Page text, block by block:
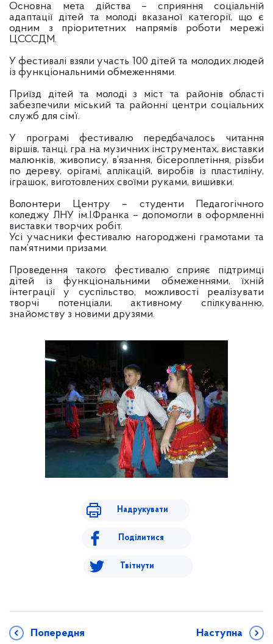
Основна мета дійства – сприяння соціальній
адаптації дітей та молоді вказаної категорії, що є
одним з пріоритетних напрямів роботи мережі
ЦСССДМ.
У фестивалі взяли участь 100 дітей та молодих людей
із функціональними обмеженнями.
Приїзд дітей та молоді з міст та районів області
забезпечили міський та районні центри соціальних
служб для сім’ї.
У програмі фестивалю передбачалось читання
віршів, танці, гра на музичних інструментах, виставки
малюнків, живопису, в’язання, бісероплетіння, різьби
по дереву, орігамі, аплікацій, виробів із пластиліну,
іграшок, виготовлених своїми руками, вишивки.
Волонтери Центру – студенти Педагогічного
коледжу ЛНУ ім.І.Франка – допомогли в оформленні
виставки творчих робіт.
Усі учасники фестивалю нагороджені грамотами та
пам’ятними призами.
Проведення такого фестивалю сприяє підтримці
дітей із функціональними обмеженнями, їхній
інтеграції у суспільство, можливості реалізувати
творчі потенціали, активному спілкуванню,
знайомству з новими друзями.
Надрукувати
Поділитися
Твітнути
Попередня Наступна